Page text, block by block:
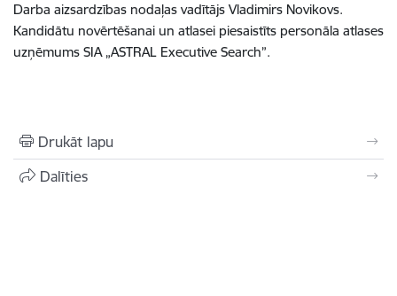
Darba aizsardzības nodaļas vadītājs Vladimirs Novikovs.
Kandidātu novērtēšanai un atlasei piesaistīts personāla atlases
uzņēmums SIA „ASTRAL Executive Search”.
Drukāt lapu
Dalīties